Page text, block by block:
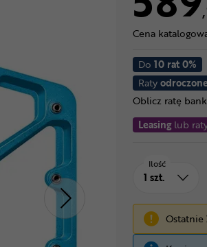
Cena
Do 10 rat 0%
Ratyodroczone
Oblicz ratę
Leasinglub
Ilość
Ostatnie